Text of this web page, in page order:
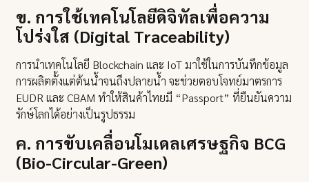
ข. การใช้เทคโนโลยีดิจิทัลเพื่อความ
โปร่งใส (Digital Traceability)
การนำเทคโนโลยี Blockchain และ IoT มาใช้ในการบันทึกข้อมูล
การผลิตตั้งแต่ต้นน้ำจนถึงปลายน้ำ จะช่วยตอบโจทย์มาตรการ
EUDR และ CBAM ทำให้สินค้าไทยมี “Passport” ที่ยืนยันความ
รักษ์โลกได้อย่างเป็นรูปธรรม
ค. การขับเคลื่อนโมเดลเศรษฐกิจ BCG
(Bio-Circular-Green)